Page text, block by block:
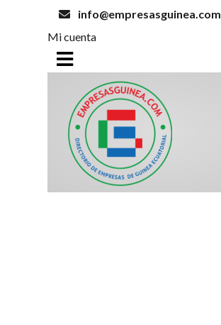
info@empresasguinea.com
Mi cuenta